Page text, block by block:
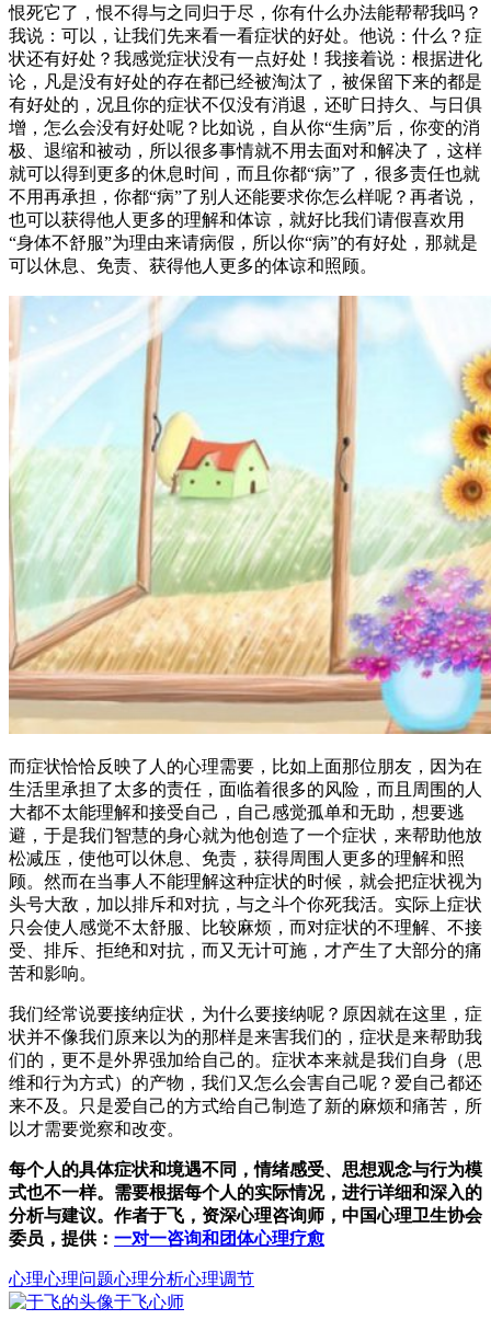
恨死它了，恨不得与之同归于尽，你有什么办法能帮帮我吗？
我说：可以，让我们先来看一看症状的好处。他说：什么？症
状还有好处？我感觉症状没有一点好处！我接着说：根据进化
论，凡是没有好处的存在都已经被淘汰了，被保留下来的都是
有好处的，况且你的症状不仅没有消退，还旷日持久、与日俱
增，怎么会没有好处呢？比如说，自从你“生病”后，你变的消
极、退缩和被动，所以很多事情就不用去面对和解决了，这样
就可以得到更多的休息时间，而且你都“病”了，很多责任也就
不用再承担，你都“病”了别人还能要求你怎么样呢？再者说，
也可以获得他人更多的理解和体谅，就好比我们请假喜欢用
“身体不舒服”为理由来请病假，所以你“病”的有好处，那就是
可以休息、免责、获得他人更多的体谅和照顾。
而症状恰恰反映了人的心理需要，比如上面那位朋友，因为在
生活里承担了太多的责任，面临着很多的风险，而且周围的人
大都不太能理解和接受自己，自己感觉孤单和无助，想要逃
避，于是我们智慧的身心就为他创造了一个症状，来帮助他放
松减压，使他可以休息、免责，获得周围人更多的理解和照
顾。然而在当事人不能理解这种症状的时候，就会把症状视为
头号大敌，加以排斥和对抗，与之斗个你死我活。实际上症状
只会使人感觉不太舒服、比较麻烦，而对症状的不理解、不接
受、排斥、拒绝和对抗，而又无计可施，才产生了大部分的痛
苦和影响。
我们经常说要接纳症状，为什么要接纳呢？原因就在这里，症
状并不像我们原来以为的那样是来害我们的，症状是来帮助我
们的，更不是外界强加给自己的。症状本来就是我们自身（思
维和行为方式）的产物，我们又怎么会害自己呢？爱自己都还
来不及。只是爱自己的方式给自己制造了新的麻烦和痛苦，所
以才需要觉察和改变。
每个人的具体症状和境遇不同，情绪感受、思想观念与行为模
式也不一样。需要根据每个人的实际情况，进行详细和深入的
分析与建议。作者于飞，资深心理咨询师，中国心理卫生协会
委员，提供： 一对一咨询和团体心理疗愈
心理心理问题心理分析心理调节
于飞心师